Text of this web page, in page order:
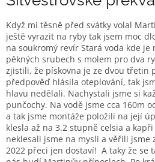
Když mi těsně před svátky volal
ještě vyrazit na ryby tak jsem moc
na soukromý revír Stará voda kde je
pěkných srubech s molem pro dva
zjistili, že pískovna je ze dvou třetin
předpověď hlásila oteplování, tak
hlavu nedělali. Nachystali jsme si
punčochy. Na vodě jsme cca 160m
a tak jsme montáže položili na její
klesla až na 3.2 stupně celsia a
neklesali jsme na mysli a věřili jsme
2022 přeci jen dostaví! A taky že se